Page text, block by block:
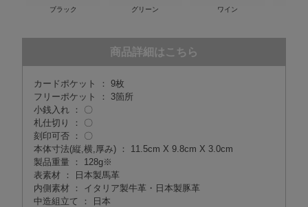
ブラック グリーン ワイン
商品詳細はこちら
カードポケット ： 9枚
フリーポケット ： 3箇所
小銭入れ ： 〇
札仕切り ： 〇
刻印可否 ： 〇
本体寸法(縦,横,厚み) ： 11.5cm X 9.8cm X 3.0cm
製品重量 ： 128g※
表素材 ： 日本製馬革
内側素材 ： イタリア製牛革・日本製豚革
中造組立て ： 日本